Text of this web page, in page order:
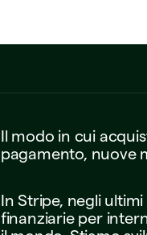
Il modo in cui
pagamento, nuove
In Stripe, negli ultimi
finanziarie per